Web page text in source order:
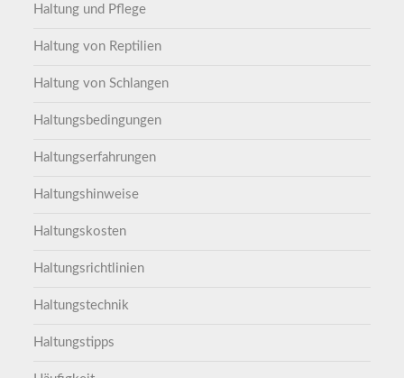
Haltung und Pflege
Haltung von Reptilien
Haltung von Schlangen
Haltungsbedingungen
Haltungserfahrungen
Haltungshinweise
Haltungskosten
Haltungsrichtlinien
Haltungstechnik
Haltungstipps